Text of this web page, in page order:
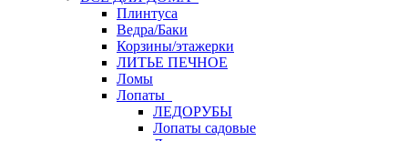
Плинтуса
Ведра/Баки
Корзины/этажерки
ЛИТЬЕ ПЕЧНОЕ
Ломы
Лопаты
ЛЕДОРУБЫ
Лопаты садовые